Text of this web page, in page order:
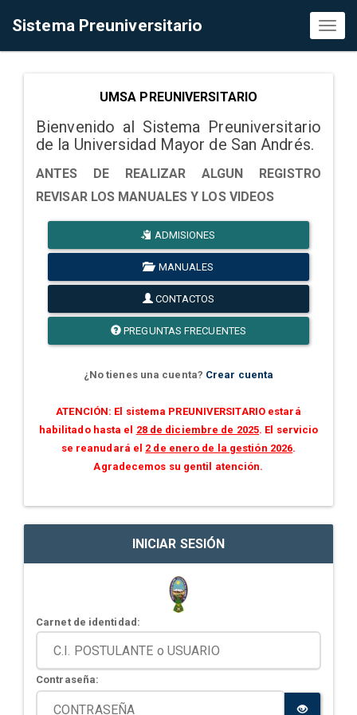
Sistema Preuniversitario
UMSA PREUNIVERSITARIO
Bienvenido al Sistema Preuniversitario
de la Universidad Mayor de San Andrés.
ANTES DE REALIZAR ALGUN REGISTRO
REVISAR LOS MANUALES Y LOS VIDEOS
ADMISIONES
MANUALES
CONTACTOS
PREGUNTAS FRECUENTES
¿No tienes una cuenta? Crear cuenta
ATENCIÓN: El sistema PREUNIVERSITARIO estará
habilitado hasta el 28 de diciembre de 2025. El servicio
se reanudará el 2 de enero de la gestión 2026.
Agradecemos su gentil atención.
INICIAR SESIÓN
Carnet de identidad:
Contraseña: